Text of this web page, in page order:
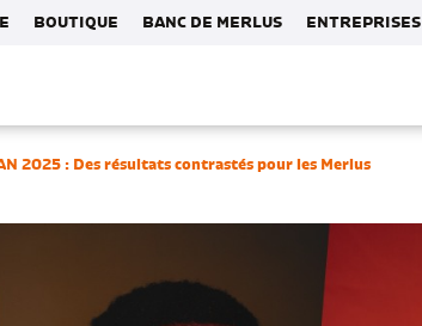
BOUTIQUE BANC DE MERLUS ENTREPRISES
2025 : Des résultats contrastés pour les Merlus